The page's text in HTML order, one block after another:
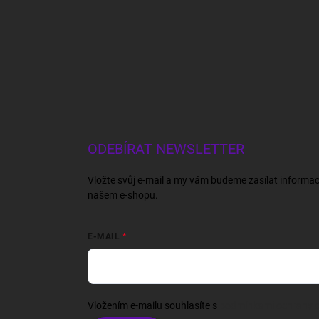
ODEBÍRAT NEWSLETTER
Vložte svůj e-mail a my vám budeme zasílat
našem e-shopu.
E-MAIL
Vložením e-mailu souhlasíte s